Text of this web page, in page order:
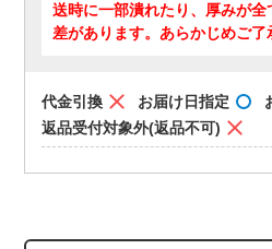
送時に一部潰れたり、厚みが
差があります。あらかじめご了
代金引換 お届け日指定
返品受付対象外(返品不可)